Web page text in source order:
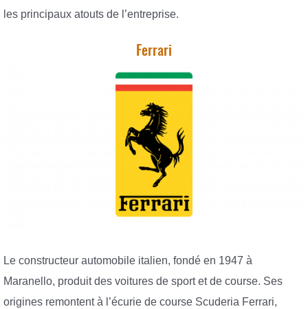
les principaux atouts de l’entreprise.
Ferrari
Le constructeur automobile italien, fondé en 1947 à
Maranello, produit des voitures de sport et de course. Ses
origines remontent à l’écurie de course Scuderia Ferrari,